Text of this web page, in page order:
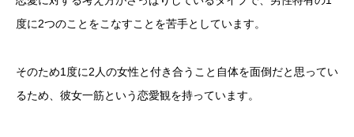
度に2つのことをこなすことを苦手としています。
そのため1度に2人の女性と付き合うこと自体を面倒だと思ってい
るため、彼女一筋という恋愛観を持っています。